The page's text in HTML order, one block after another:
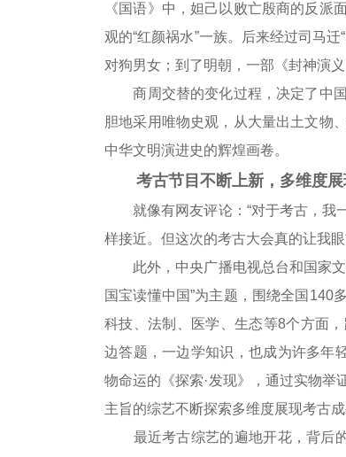
《国语》中，妲己以败亡殷商的反派
观的“红颜祸水”一族。后来经过司马
对狗男女；到了明朝，一部《封神演
商周交替的变化过程，决定了中国
胆地采用唯物史观，从大量出土文物
中华文明演进史的辉煌画卷。
考古节目不断上新，多维度展
就像有网友评论：“对于考古，我
样接近。但这次的考古大会真的让我
此外，中央广播电视总台和国家文
国宝读懂中国”为主题，围绕全国140
科技、法制、医学、生态等8个方面
边答题，一边学知识，也成为许多年
物命运的《探索·发现》，通过实物
主旨的综艺不断探索多维度展现考古成
最近考古综艺的遍地开花，背后的